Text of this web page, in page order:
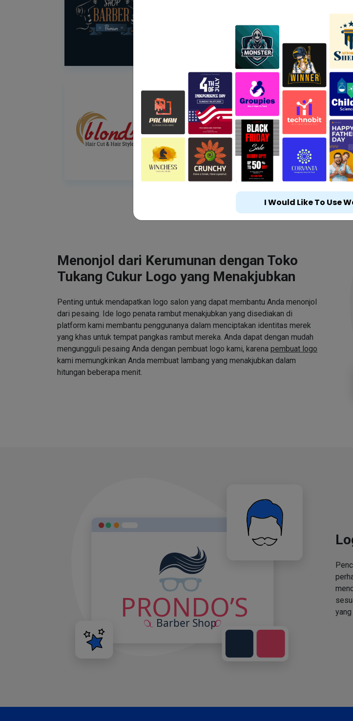
Menonjol dari Kerumunan dengan Toko
Tukang Cukur Logo yang Menakjubkan
Penting untuk mendapatkan logo salon yang dapat membantu Anda menonjol
dari pesaing. Ide logo penata rambut menakjubkan yang disediakan di
platform kami membantu penggunanya dalam menciptakan identitas merek
yang khas untuk tempat pangkas rambut mereka. Anda dapat dengan mudah
mengungguli pesaing Anda dengan pembuat logo kami, karena pembuat logo
kami memungkinkan Anda membuat lambang yang menakjubkan dalam
hitungan beberapa menit.
I Would Like To Use